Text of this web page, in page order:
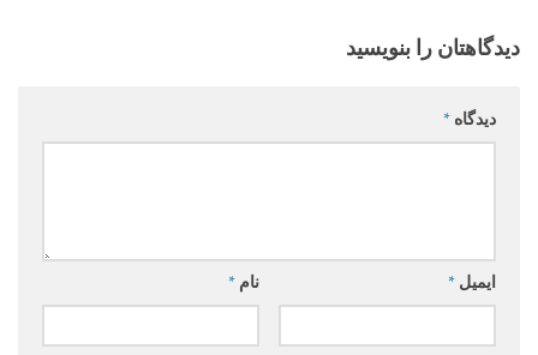
دیدگاهتان را بنویسید
دیدگاه *
نام * ایمیل *